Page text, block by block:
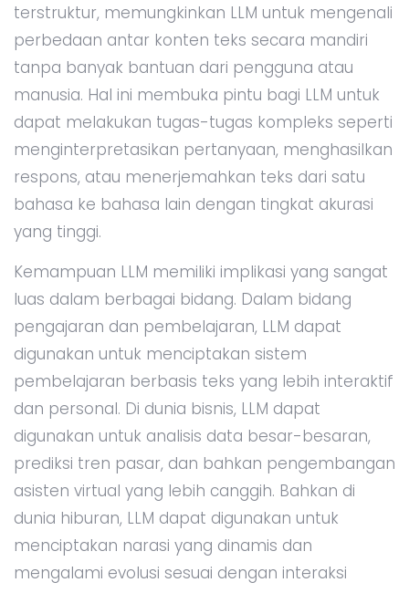
terstruktur, memungkinkan LLM untuk mengenali
perbedaan antar konten teks secara mandiri
tanpa banyak bantuan dari pengguna atau
manusia. Hal ini membuka pintu bagi LLM untuk
dapat melakukan tugas-tugas kompleks seperti
menginterpretasikan pertanyaan, menghasilkan
respons, atau menerjemahkan teks dari satu
bahasa ke bahasa lain dengan tingkat akurasi
yang tinggi.
Kemampuan LLM memiliki implikasi yang sangat
luas dalam berbagai bidang. Dalam bidang
pengajaran dan pembelajaran, LLM dapat
digunakan untuk menciptakan sistem
pembelajaran berbasis teks yang lebih interaktif
dan personal. Di dunia bisnis, LLM dapat
digunakan untuk analisis data besar-besaran,
prediksi tren pasar, dan bahkan pengembangan
asisten virtual yang lebih canggih. Bahkan di
dunia hiburan, LLM dapat digunakan untuk
menciptakan narasi yang dinamis dan
mengalami evolusi sesuai dengan interaksi